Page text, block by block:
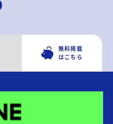
無料掲載
はこちら